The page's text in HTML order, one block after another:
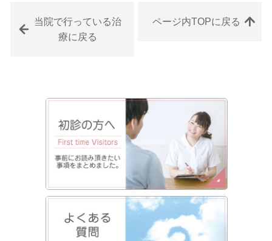
当院で行っている治
療に戻る
ページ内TOPに戻る